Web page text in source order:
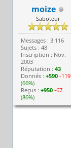
moize
Saboteur
Messages : 3 116
Sujets : 48
Inscription : Nov.
2003
Réputation :43
Donnés :+590 -119
(66%)
Reçus :+950 -67
(86%)